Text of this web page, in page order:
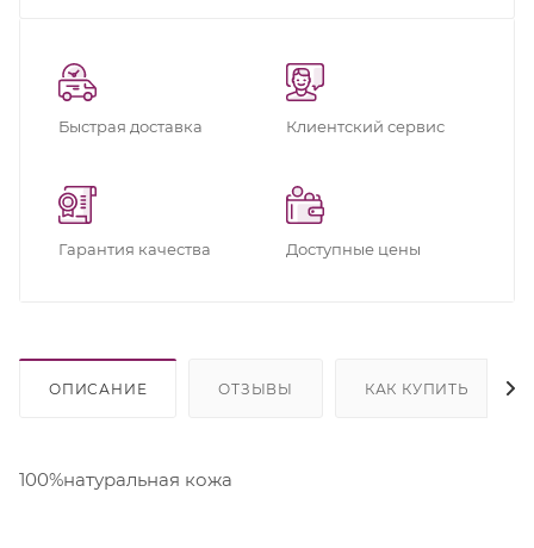
Быстрая доставка Клиентский сервис
Гарантия качества Доступные цены
ОПИСАНИЕ ОТЗЫВЫ КАК КУПИТЬ
100%натуральная кожа